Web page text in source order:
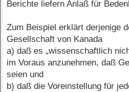
Berichte liefern Anlaß für
Zum Beispiel erklärt derjenige
Gesellschaft von Kanada
a) daß es „wissenschaftlich
im Voraus anzunehmen, daß
seien und
b) daß die Voreinstellung für